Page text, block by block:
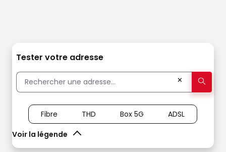
Tester votre adresse
✕
Voir la légende
Fibre THD Box 5G ADSL